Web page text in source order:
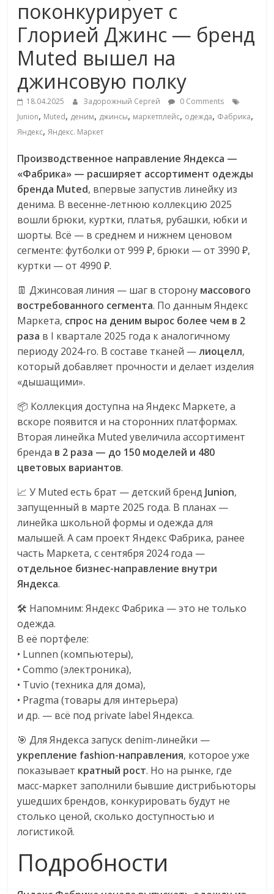
Commerce,
омниканальном
ритейле,
логистике,
технологиях,
соцсетях
Портал
об
онлайн-
торговле,
сервисах
для
Commerce,
ритейле,
логистике,
технологиях,
соцсетях.
важно,
как
знать
как
Сеть
жизнь
людей
обсудить
эти
изменения
поконкурирует с
Глорией Джинс — бренд
Muted вышел на
джинсовую полку
18.04.2025 Задорожный Сергей
0 Comments
Junion, Muted, деним, джинсы, маркетплейс, одежда, Фабрика,
Яндекс,Яндекс. Маркет
Производственное направление Яндекса —
«Фабрика» — расширяет ассортимент одежды
бренда Muted, впервые запустив линейку из
денима. В весенне-летнюю коллекцию 2025
вошли брюки, куртки, платья, рубашки, юбки и
шорты. Всё — в среднем и нижнем ценовом
сегменте: футболки от 999 ₽, брюки — от 3990 ₽,
куртки — от 4990 ₽.
👖 Джинсовая линия — шаг в сторону массового
востребованного сегмента. По данным Яндекс
Маркета, спрос на деним вырос более чем в 2
раза в I квартале 2025 года к аналогичному
периоду 2024-го. В составе тканей —лиоцелл,
который добавляет прочности и делает изделия
«дышащими».
📦 Коллекция доступна на Яндекс Маркете, а
вскоре появится и на сторонних платформах.
Вторая линейка Muted увеличила ассортимент
бренда в 2 раза — до 150 моделей и 480
цветовых вариантов.
📈 У Muted есть брат — детский бренд Junion,
запущенный в марте 2025 года. В планах —
линейка школьной формы и одежда для
малышей. А сам проект Яндекс Фабрика, ранее
часть Маркета, с сентября 2024 года —
отдельное бизнес-направление внутри
Яндекса.
🛠️ Напомним: Яндекс Фабрика — это не только
одежда.
В её портфеле:
• Lunnen (компьютеры),
• Commo (электроника),
• Tuvio (техника для дома),
• Pragma (товары для интерьера)
и др. — всё под private label Яндекса.
🎯 Для Яндекса запуск denim-линейки —
укрепление fashion-направления, которое уже
показывает кратный рост. Но на рынке, где
масс-маркет заполнили бывшие дистрибьюторы
ушедших брендов, конкурировать будут не
столько ценой, сколько доступностью и
логистикой.
Подробности